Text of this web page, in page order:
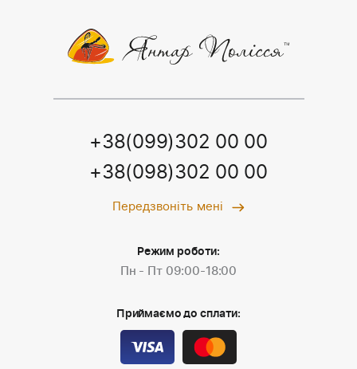
+38(099)302 00 00
+38(098)302 00 00
Передзвоніть мені
Режим роботи:
Пн - Пт 09:00-18:00
Приймаємо до сплати: